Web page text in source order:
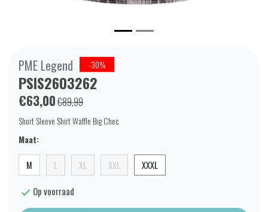
PME Legend -30%
PSIS2603262
€63,00€89,99
Short Sleeve Shirt Waffle Big Chec
Maat:
M L XL XXL XXXL
Op voorraad